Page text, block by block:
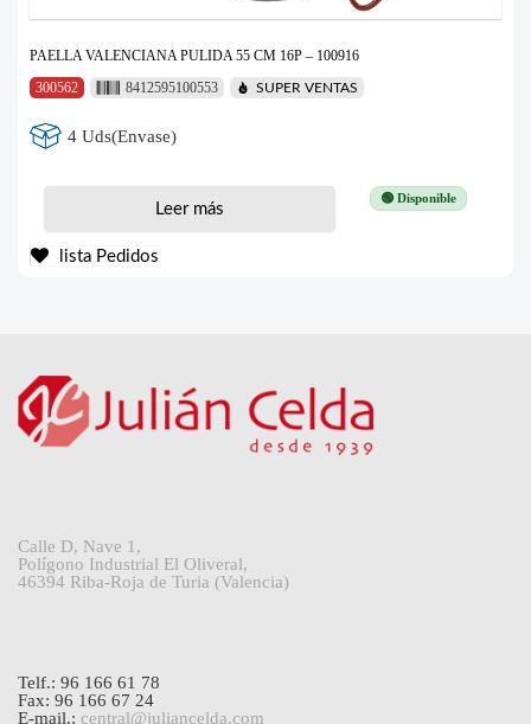
PAELLA VALENCIANA PULIDA 55 CM 16P – 100916
300562
8412595100553 SUPER VENTAS
4 Uds(Envase)
🟢 Disponible
Leer más
lista Pedidos
Calle D, Nave 1,
Polígono Industrial El Oliveral,
46394 Riba-Roja de Turia (Valencia)
Telf.: 96 166 61 78
Fax: 96 166 67 24
E-mail.: central@juliancelda.com